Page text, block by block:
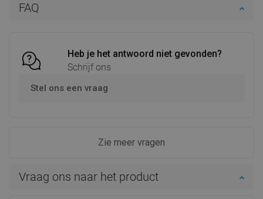
FAQ
Heb je het antwoord niet gevonden?
Schrijf ons
Stel ons een vraag
Zie meer vragen
Vraag ons naar het product